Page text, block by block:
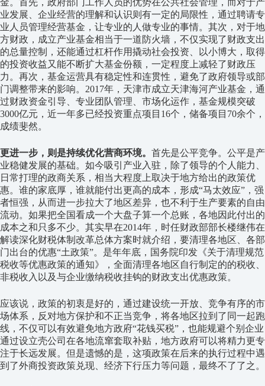
业发展、企业经营的理解和认识则有一定的局限性，通过聘请专
业人员管理经营基金，让专业的人做专业的事情。其次，对于地
方财政，成立产业基金相当于一道防火墙，不仅实现了财政支出
的总量控制，还能通过杠杆作用撬动社会投资、以小博大，取得
的投资收益又能不断扩大基金份额，一定程度上减轻了财政压
力。再次，基金运营具有稳定性和连贯性，避免了政府领导或部
门调整带来的影响。2017年，天津市成立天津海河产业基金，通
过财政资金引导、专业团队管理、市场化运作，基金规模突破
3000亿元，近一年多已经投资重点项目16个，储备项目70余个，
成绩斐然。
更进一步，则是持续优化营商环境。 首先是公平竞争。公平是产
业稳健发展的基础。如今吸引产业入驻，除了领导的个人能力、
日常打理的政商关系，相当大程度上取决于地方给出的政策优
惠。谁的家底厚，谁就能付出更高的成本，形成“马太效应”，强
者恒强，从而进一步拉大了地区差异，也不利于生产要素的自由
流动。如果把全国看成一个大盘子算一个总账，各地因此付出的
成本之和只多不少。其实早在2014年，时任财政部部长楼继伟在
解读深化财税体制改革总体方案时就介绍，要清理各地区、各部
门出台的优惠“土政策”。是年年底，国务院印发《关于清理规范
税收等优惠政策的通知》，全面清理各地区自行制定的的税收、
非税收入以及与企业缴纳税收挂钩的财政支出优惠政策。
应该说，政策的初衷是好的，通过建设统一开放、竞争有序的市
场体系，反对地方保护和不正当竞争，将各地区拉到了同一起跑
线，不仅可以有效避免地方政府“花钱买税”，也能规避个别企业
通过设立壳公司在各地流窜套取补贴，地方政府可以将精力更专
注于长远发展。但是遗憾的是，这项政策在后来的执行过程中遇
到了外商投资政策兑现、经济下行压力等问题，最终不了了之。